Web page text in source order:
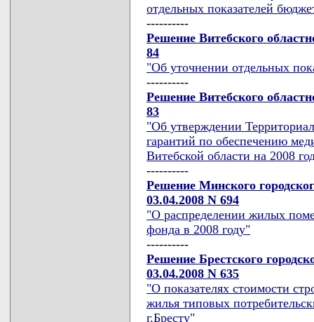
отдельных показателей
----------
Решение Витебского
84
"Об уточнении отдельных
----------
Решение Витебского
83
"Об утверждении
гарантий по обеспечению
Витебской области на 2008
----------
Решение Минского
03.04.2008 N 694
"О распределении жилых
фонда в 2008 году"
----------
Решение Брестского
03.04.2008 N 635
"О показателях стоимости
жилья типовых
г.Бресту"